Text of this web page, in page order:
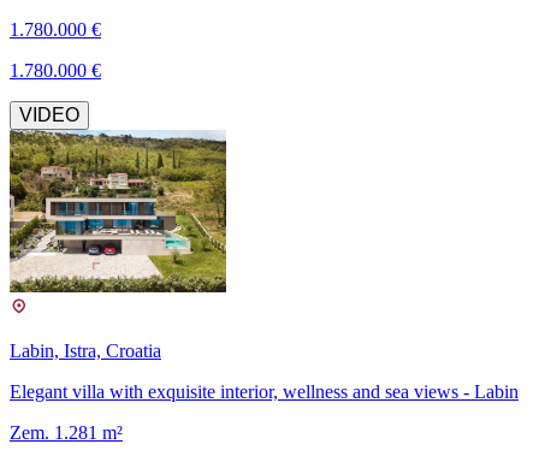
1.780.000 €
1.780.000 €
VIDEO
Labin, Istra, Croatia
Elegant villa with exquisite interior, wellness and sea views - Labin
Zem. 1.281 m²